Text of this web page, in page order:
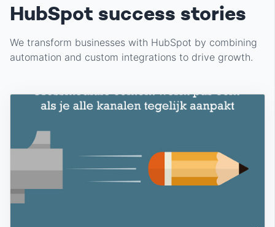
HubSpot success stories
We transform businesses with HubSpot by combining
automation and custom integrations to drive growth.